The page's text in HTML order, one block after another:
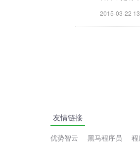
2015-03-22
友情链接
优势智云 黑马程序员